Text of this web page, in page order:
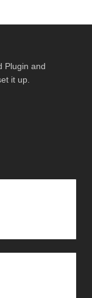
Plugin and
it up.